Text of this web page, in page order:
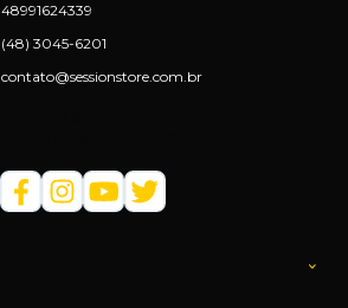
48991624339
(48) 3045-6201
contato@sessionstore.com.br